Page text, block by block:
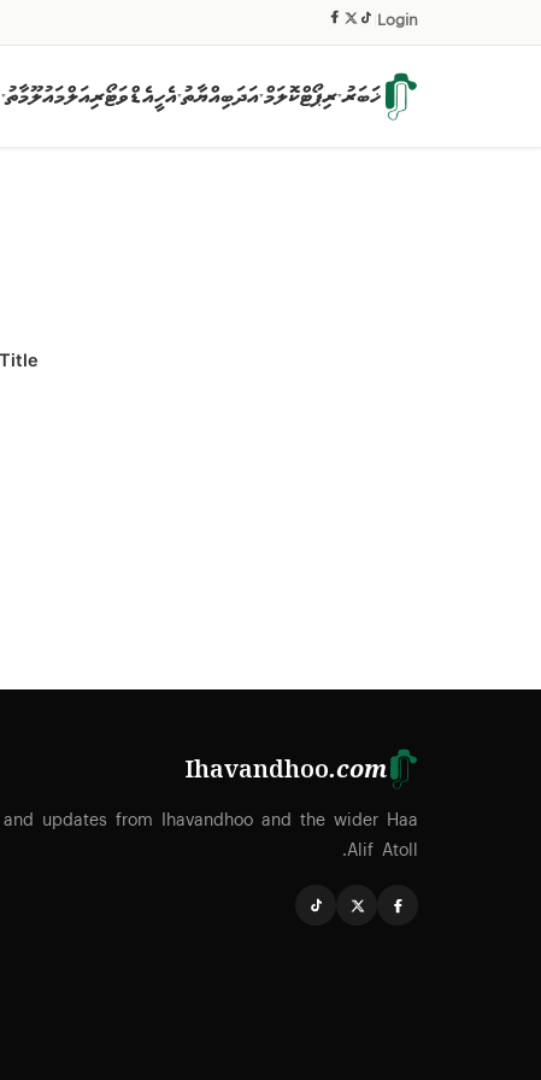
Login
ޚަބަރު▾ރިޕޯޓްކޮލަމް▾އަދަބިއްޔާތު▾އެހީއެޑްވަޓޯރިއަލްމައުލޫމާތު▾
Ihavandhoo.com
updates from Ihavandhoo and the wider Haa
Alif Atoll.